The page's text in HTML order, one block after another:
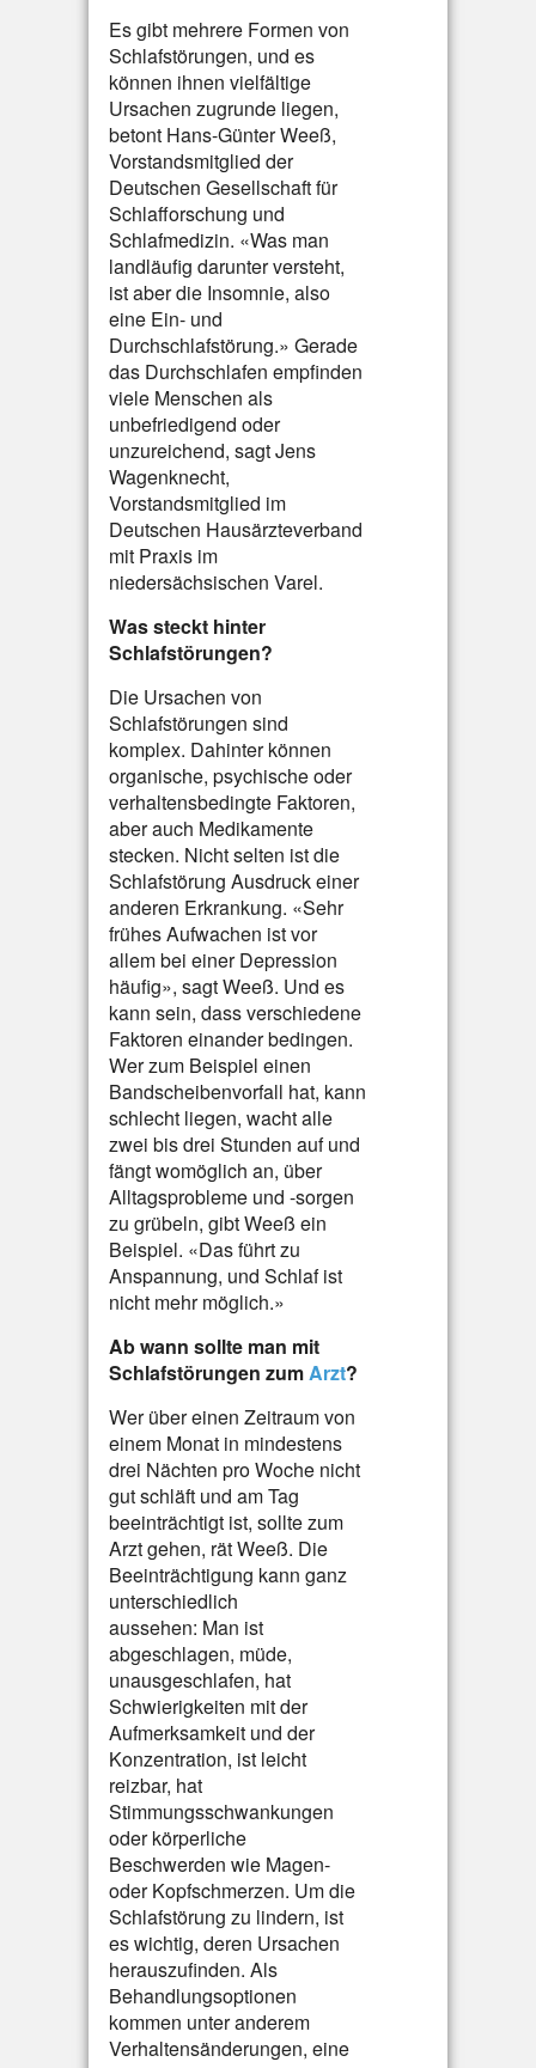
Es gibt mehrere Formen von
Schlafstörungen, und es
können ihnen vielfältige
Ursachen zugrunde liegen,
betont Hans-Günter Weeß,
Vorstandsmitglied der
Deutschen Gesellschaft für
Schlafforschung und
Schlafmedizin. «Was man
landläufig darunter versteht,
ist aber die Insomnie, also
eine Ein- und
Durchschlafstörung.» Gerade
das Durchschlafen empfinden
viele Menschen als
unbefriedigend oder
unzureichend, sagt Jens
Wagenknecht,
Vorstandsmitglied im
Deutschen Hausärzteverband
mit Praxis im
niedersächsischen Varel.
Was steckt hinter
Schlafstörungen?
Die Ursachen von
Schlafstörungen sind
komplex. Dahinter können
organische, psychische oder
verhaltensbedingte Faktoren,
aber auch Medikamente
stecken. Nicht selten ist die
Schlafstörung Ausdruck einer
anderen Erkrankung. «Sehr
frühes Aufwachen ist vor
allem bei einer Depression
häufig», sagt Weeß. Und es
kann sein, dass verschiedene
Faktoren einander bedingen.
Wer zum Beispiel einen
Bandscheibenvorfall hat, kann
schlecht liegen, wacht alle
zwei bis drei Stunden auf und
fängt womöglich an, über
Alltagsprobleme und -sorgen
zu grübeln, gibt Weeß ein
Beispiel. «Das führt zu
Anspannung, und Schlaf ist
nicht mehr möglich.»
Ab wann sollte man mit
Schlafstörungen zumArzt?
Wer über einen Zeitraum von
einem Monat in mindestens
drei Nächten pro Woche nicht
gut schläft und am Tag
beeinträchtigt ist, sollte zum
Arzt gehen, rät Weeß. Die
Beeinträchtigung kann ganz
unterschiedlich
aussehen: Man ist
abgeschlagen, müde,
unausgeschlafen, hat
Schwierigkeiten mit der
Aufmerksamkeit und der
Konzentration, ist leicht
reizbar, hat
Stimmungsschwankungen
oder körperliche
Beschwerden wie Magen-
oder Kopfschmerzen. Um die
Schlafstörung zu lindern, ist
es wichtig, deren Ursachen
herauszufinden. Als
Behandlungsoptionen
kommen unter anderem
Verhaltensänderungen, eine